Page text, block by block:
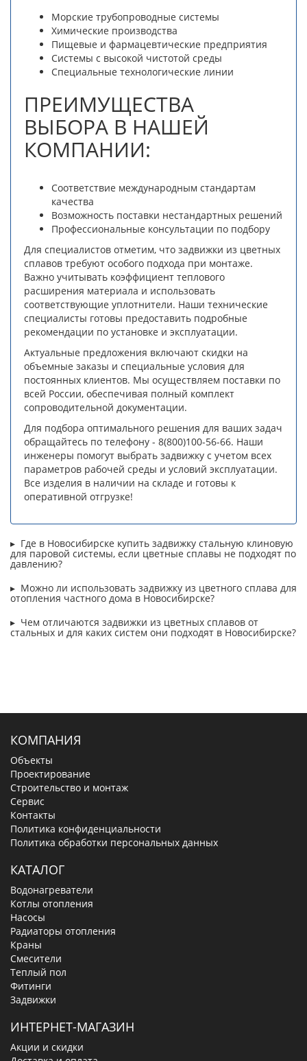
Морские трубопроводные системы
Химические производства
Пищевые и фармацевтические предприятия
Системы с высокой чистотой среды
Специальные технологические линии
ПРЕИМУЩЕСТВА
ВЫБОРА В НАШЕЙ
КОМПАНИИ:
Соответствие международным стандартам
качества
Возможность поставки нестандартных решений
Профессиональные консультации по подбору
Для специалистов отметим, что задвижки из цветных
сплавов требуют особого подхода при монтаже.
Важно учитывать коэффициент теплового
расширения материала и использовать
соответствующие уплотнители. Наши технические
специалисты готовы предоставить подробные
рекомендации по установке и эксплуатации.
Актуальные предложения включают скидки на
объемные заказы и специальные условия для
постоянных клиентов. Мы осуществляем поставки по
всей России, обеспечивая полный комплект
сопроводительной документации.
Для подбора оптимального решения для ваших задач
обращайтесь по телефону - 8(800)100-56-66. Наши
инженеры помогут выбрать задвижку с учетом всех
параметров рабочей среды и условий эксплуатации.
Все изделия в наличии на складе и готовы к
оперативной отгрузке!
Где в Новосибирске купить задвижку стальную клиновую
для паровой системы, если цветные сплавы не подходят по
давлению?
Можно ли использовать задвижку из цветного сплава для
отопления частного дома в Новосибирске?
Чем отличаются задвижки из цветных сплавов от
стальных и для каких систем они подходят в Новосибирске?
КОМПАНИЯ
Объекты
Проектирование
Строительство и монтаж
Сервис
Контакты
Политика конфиденциальности
Политика обработки персональных данных
КАТАЛОГ
Водонагреватели
Котлы отопления
Насосы
Радиаторы отопления
Краны
Смесители
Теплый пол
Фитинги
Задвижки
ИНТЕРНЕТ-МАГАЗИН
Акции и скидки